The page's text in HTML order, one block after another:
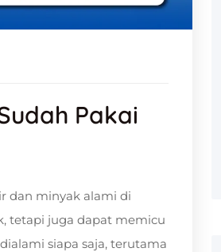
Pakai
dan minyak alami di
tetapi juga dapat memicu
siapa saja, terutama